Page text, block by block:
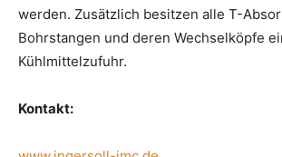
werden. Zusätzlich besitzen alle T-
Bohrstangen und deren Wechselköpfe
Kühlmittelzufuhr.
Kontakt: